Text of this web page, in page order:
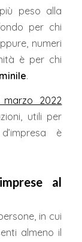
peso alla
per chi
numeri
è per chi
.
2022
utili per
è
al
in cui
almeno il